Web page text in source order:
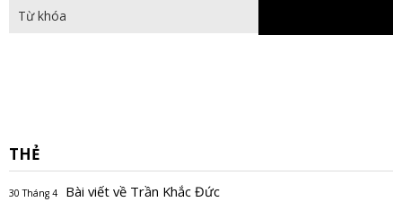
THẺ
30 Tháng 4 Bài viết về Trần Khắc Đức